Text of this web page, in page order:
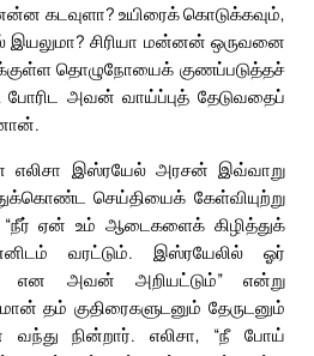
கடவுளா? உயிரைக் கொடுக்கவும்,
இயலுமா? சிரியா மன்னன் ஒருவனை
தொழுநோயைக் குணப்படுத்தச்
அவன் வாய்ப்புத் தேடுவதைப்
எலிசா இஸ்ரயேல் அரசன் இவ்வாறு
செய்தியைக் கேள்வியுற்று
ஏன் உம் ஆடைகளைக் கிழித்துக்
வரட்டும். இஸ்ரயேலில் ஓர்
என அவன் அறியட்டும்” என்று
தம் குதிரைகளுடனும் தேருடனும்
வந்து நின்றார். எலிசா, “நீ போய்